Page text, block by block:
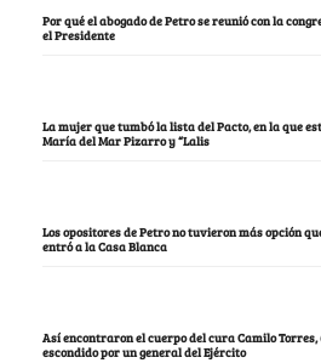
Por qué el abogado de Petro se reunió con la
el Presidente
La mujer que tumbó la lista del Pacto, en la que
María del Mar Pizarro y “Lalis
Los opositores de Petro no tuvieron más opción
entró a la Casa Blanca
Así encontraron el cuerpo del cura Camilo Torres,
escondido por un general del Ejército